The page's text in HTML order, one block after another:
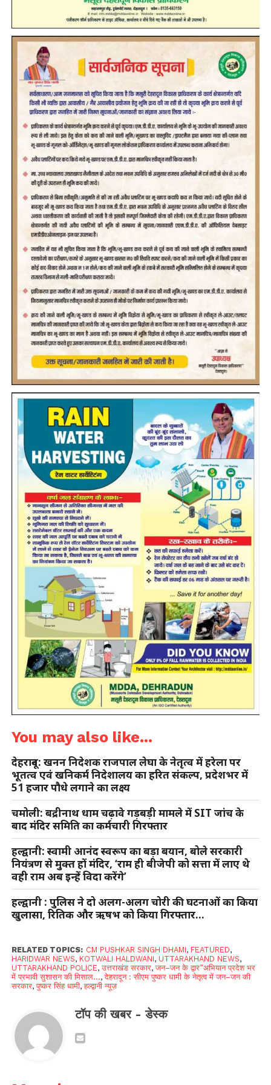
You may also like...
देहरादून: खनन निदेशक राजपाल लेघा के नेतृत्व में हरेला पर
भूतत्व एवं खनिकर्म निदेशालय का हरित संकल्प, प्रदेशभर में
51 हजार पौधे लगाने का लक्ष्य
चमोली: बद्रीनाथ धाम चढ़ावे गड़बड़ी मामले में SIT जांच के
बाद मंदिर समिति का कर्मचारी गिरफ्तार
हल्द्वानी: स्वामी आनंद स्वरूप का बड़ा बयान, बोले सरकारी
नियंत्रण से मुक्त हों मंदिर, ‘राम ही बीजेपी को सत्ता में लाए थे
वही राम अब इन्हें विदा करेंगे’
हल्द्वानी : पुलिस ने दो अलग-अलग चोरी की घटनाओं का किया
खुलासा, रितिक और ऋषभ को किया गिरफ्तार…
RELATED TOPICS: CM PUSHKAR SINGH DHAMI, FEATURED,
HARIDWAR NEWS, KOTWALI HALDWANI, UTTARAKHAND NEWS,
UTTARAKHAND POLICE,उत्तराखंड सरकार,जन–जन के द्वार”अभियान प्रदेश भर
में प्रभावी सुशासन की मिसाल...,देहरादून : सीएम पुष्कर धामी के नेतृत्व में जन–जन की
सरकार,पुष्कर सिंह धामी,हल्द्वानी न्यूज़
टॉप की खबर - डेस्क